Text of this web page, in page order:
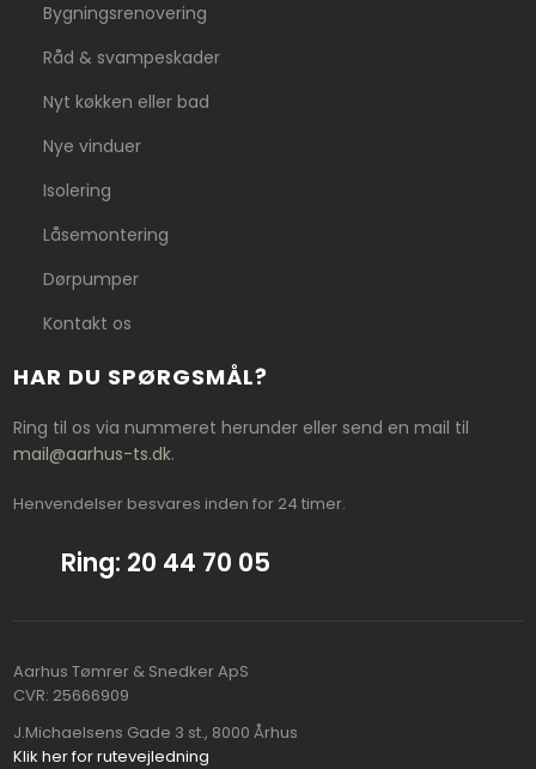
Bygningsrenovering
Råd & svampeskader
Nyt køkken eller bad
Nye vinduer
Isolering
Låsemontering
Dørpumper
Kontakt os
HAR DU SPØRGSMÅL?
Ring til os via nummeret herunder eller send en mail til
mail@aarhus-ts.dk.
Henvendelser besvares inden for 24 timer.​
Ring: 20 44 70 05
Aarhus Tømrer & Snedker ApS
CVR​: 25666909
J.Michaelsens Gade 3 st., 8000 Århus​
Klik her for rutevejledning